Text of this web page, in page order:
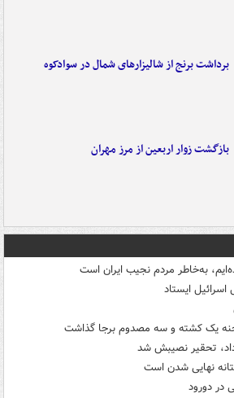
برداشت برنج از شالیزارهای شمال در سوادکوه
بازگشت زوار اربعین از مرز مهران
به‌خاطر مردم نجیب ایران است
ایستاد
تحقیر نصیبش شد
نهایی شدن است
در دورود